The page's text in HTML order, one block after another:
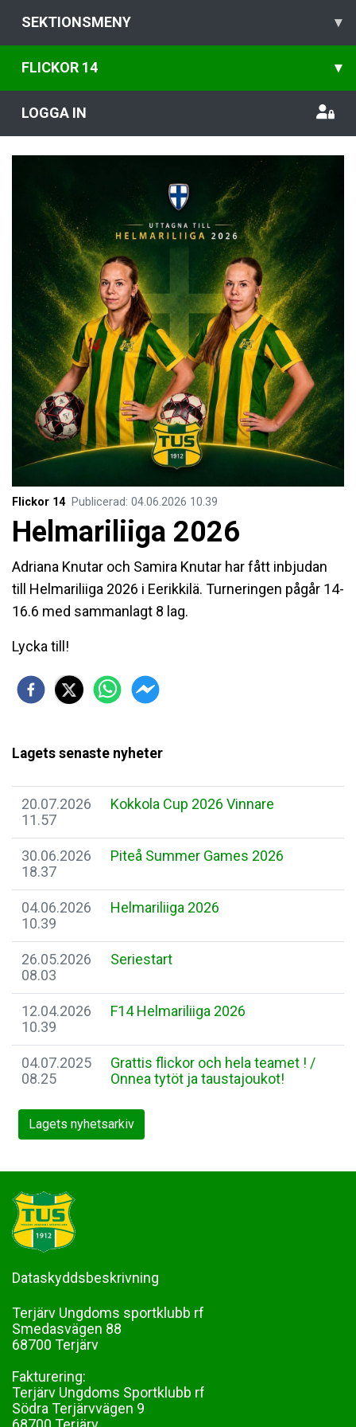
SEKTIONSMENY ▾
FLICKOR 14 ▾
LOGGA IN
Flickor 14 Publicerad: 04.06.2026 10.39
Helmariliiga 2026
Adriana Knutar och Samira Knutar har fått inbjudan
till Helmariliiga 2026 i Eerikkilä. Turneringen pågår 14-
16.6 med sammanlagt 8 lag.
Lycka till!
Lagets senaste nyheter
20.07.2026
11.57
Kokkola Cup 2026 Vinnare
30.06.2026
18.37
Piteå Summer Games 2026
04.06.2026
10.39
Helmariliiga 2026
26.05.2026
08.03
Seriestart
12.04.2026
10.39
F14 Helmariliiga 2026
04.07.2025
08.25
Grattis flickor och hela teamet ! /
Onnea tytöt ja taustajoukot!
Lagets nyhetsarkiv
Dataskyddsbeskrivning
Terjärv Ungdoms sportklubb rf
Smedasvägen 88
68700 Terjärv
Fakturering:
Terjärv Ungdoms Sportklubb rf
Södra Terjärvvägen 9